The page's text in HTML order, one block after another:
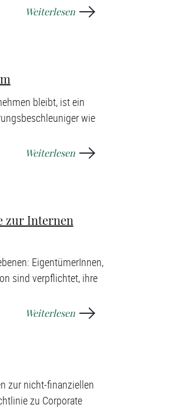
Weiterlesen
bleibt, ist ein
wie
Weiterlesen
zur Internen
EigentümerInnen,
sind verpflichtet, ihre
Weiterlesen
zur nicht-finanziellen
zu Corporate